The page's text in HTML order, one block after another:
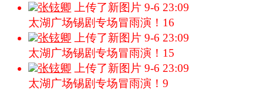
张铉卿 上传了新图片 9-6 23:09
太湖广场锡剧专场冒雨演！16
张铉卿 上传了新图片 9-6 23:09
太湖广场锡剧专场冒雨演！15
张铉卿 上传了新图片 9-6 23:09
太湖广场锡剧专场冒雨演！9